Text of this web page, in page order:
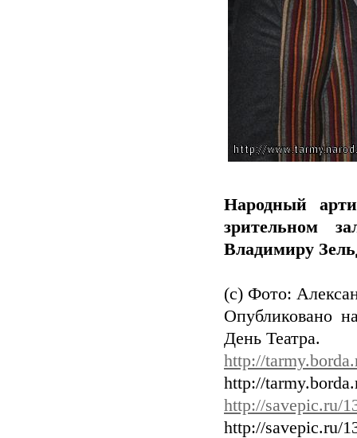
Народный
зрительном
Владимиру
(c) Фото:
Опубликовано
День Театра.
http://
http://
http://savepic.ru/
http://savepic.ru/